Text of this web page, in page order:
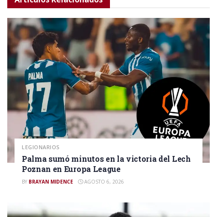
LEGIONARIOS
Palma sumó minutos en la victoria del Lech
Poznan en Europa League
BY BRAYAN MIDENCE AGOSTO 6, 2026